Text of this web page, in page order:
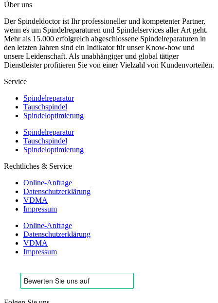
Über uns
Der Spindeldoctor ist Ihr professioneller und kompetenter Partner,
wenn es um Spindelreparaturen und Spindelservices aller Art geht.
Mehr als 15.000 erfolgreich abgeschlossene Spindelreparaturen in
den letzten Jahren sind ein Indikator für unser Know-how und
unsere Leidenschaft. Als unabhängiger und global tätiger
Dienstleister profitieren Sie von einer Vielzahl von Kundenvorteilen.
Service
Spindelreparatur
Tauschspindel
Spindeloptimierung
Spindelreparatur
Tauschspindel
Spindeloptimierung
Rechtliches & Service
Online-Anfrage
Datenschutzerklärung
VDMA
Impressum
Online-Anfrage
Datenschutzerklärung
VDMA
Impressum